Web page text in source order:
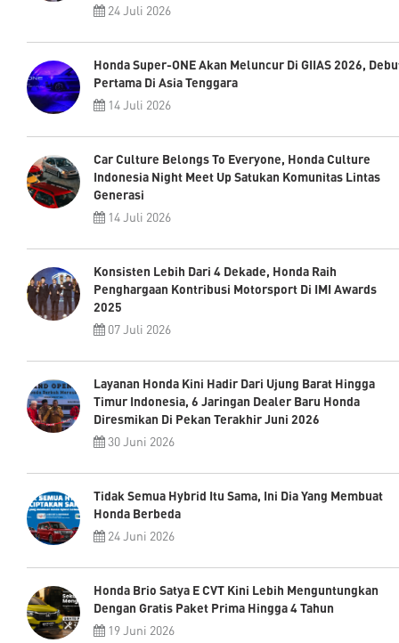
24 Juli 2026
Honda Super-ONE Akan Meluncur Di GIIAS 2026,
Pertama Di Asia Tenggara
14 Juli 2026
Car Culture Belongs To Everyone, Honda Culture
Indonesia Night Meet Up Satukan Komunitas Lintas
Generasi
14 Juli 2026
Konsisten Lebih Dari 4 Dekade, Honda Raih
Penghargaan Kontribusi Motorsport Di IMI Awards
2025
07 Juli 2026
Layanan Honda Kini Hadir Dari Ujung Barat Hingga
Timur Indonesia, 6 Jaringan Dealer Baru Honda
Diresmikan Di Pekan Terakhir Juni 2026
30 Juni 2026
Tidak Semua Hybrid Itu Sama, Ini Dia Yang Membuat
Honda Berbeda
24 Juni 2026
Honda Brio Satya E CVT Kini Lebih Menguntungkan
Dengan Gratis Paket Prima Hingga 4 Tahun
19 Juni 2026